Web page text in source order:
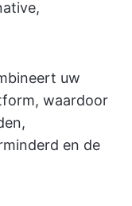
uw
waardoor
en de